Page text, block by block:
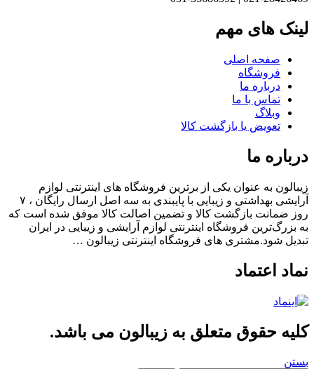
های مهم
صفحه اصلی
فروشگاه
درباره ما
تماس با ما
وبلاگ
تعویض یا بازگشت کالا
ما
به عنوان یکی از برترین فروشگاه های اینترنتی لوازم
آرایشی بهداشتی و زیبایی با پایبندی به سه اصل ارسال رایگان ، ۷
ضمانت بازگشت کالا و تضمین اصالت کالا موفق شده است که
فروشگاه اینترنتی لوازم آرایشی و زیبایی در ایران
شود.مشتری های فروشگاه اینترنتی زیبالون …
اعتماد
حقوق متعلق به زیبالون می باشد.